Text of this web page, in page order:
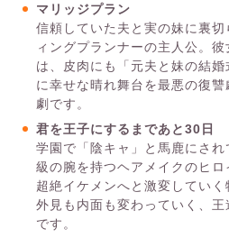
マリッジプラン
信頼していた夫と実の妹に裏
ィングプランナーの主人公。
は、皮肉にも「元夫と妹の結
に幸せな晴れ舞台を最悪の復
劇です。
君を王子にするまであと30日
学園で「陰キャ」と馬鹿にさ
級の腕を持つヘアメイクのヒ
超絶イケメンへと激変してい
外見も内面も変わっていく、
です。